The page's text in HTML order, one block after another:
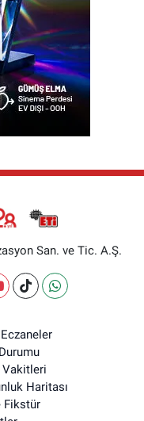
San. ve Tic. A.Ş.
Vakitleri
Haritası
Fikstür